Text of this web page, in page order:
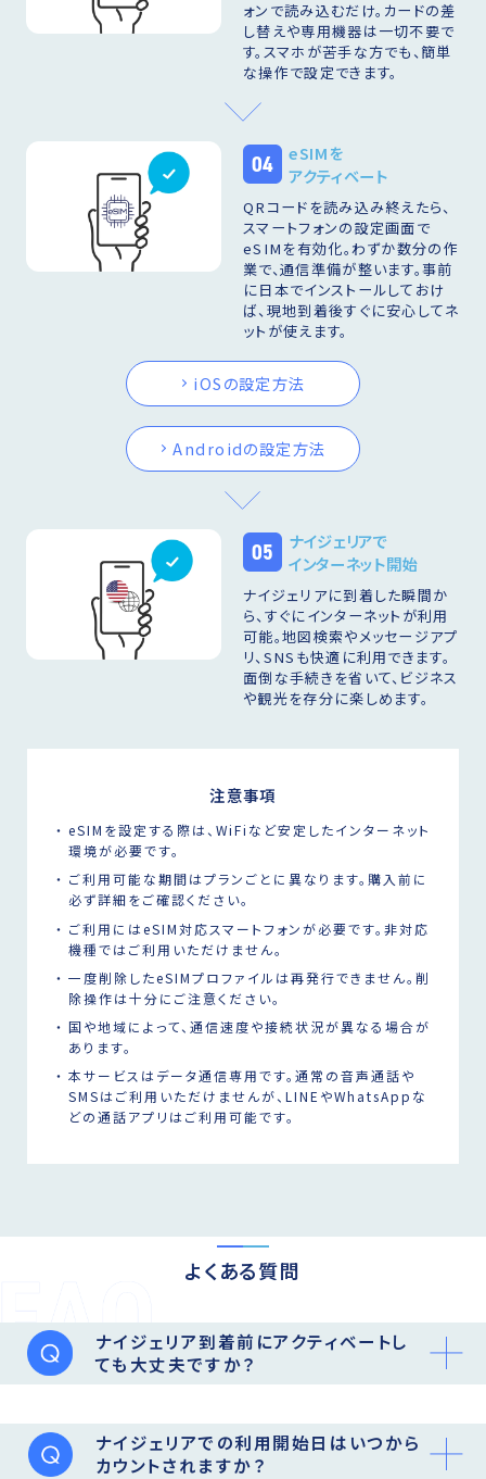
ォンで読み込むだけ。カードの差
し替えや専用機器は一切不要で
す。スマホが苦手な方でも、簡単
な操作で設定できます。
04
eSIMを
アクティベート
QRコードを読み込み終えたら、
スマートフォンの設定画面で
eSIMを有効化。わずか数分の作
業で、通信準備が整います。事前
に日本でインストールしておけ
ば、現地到着後すぐに安心してネ
ットが使えます。
iOSの設定方法
Androidの設定方法
05
ナイジェリアで
インターネット開始
ナイジェリアに到着した瞬間か
ら、すぐにインターネットが利用
可能。地図検索やメッセージアプ
リ、SNSも快適に利用できます。
面倒な手続きを省いて、ビジネス
や観光を存分に楽しめます。
注意事項
eSIMを設定する際は、WiFiなど安定したインターネット
環境が必要です。
ご利用可能な期間はプランごとに異なります。購入前に
必ず詳細をご確認ください。
ご利用にはeSIM対応スマートフォンが必要です。非対応
機種ではご利用いただけません。
一度削除したeSIMプロファイルは再発行できません。削
除操作は十分にご注意ください。
国や地域によって、通信速度や接続状況が異なる場合が
あります。
本サービスはデータ通信専用です。通常の音声通話や
SMSはご利用いただけませんが、LINEやWhatsAppな
どの通話アプリはご利用可能です。
よくある質問
ナイジェリア到着前にアクティベートし
ても大丈夫ですか？
ナイジェリアでの利用開始日はいつから
カウントされますか？